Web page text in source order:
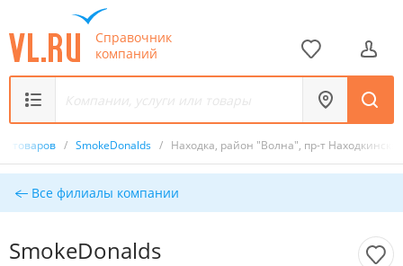
Справочник
компаний
товаров / SmokeDonalds / Находка, район "Волна", пр-т
Все филиалы компании
SmokeDonalds